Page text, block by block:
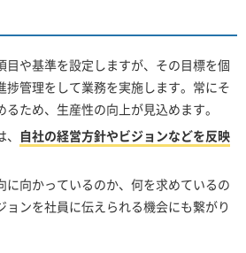
目や基準を設定しますが、その目標を個
捗管理をして業務を実施します。常にそ
ため、生産性の向上が見込めます。
自社の経営方針やビジョンなどを反映
に向かっているのか、何を求めているの
ョンを社員に伝えられる機会にも繋がり